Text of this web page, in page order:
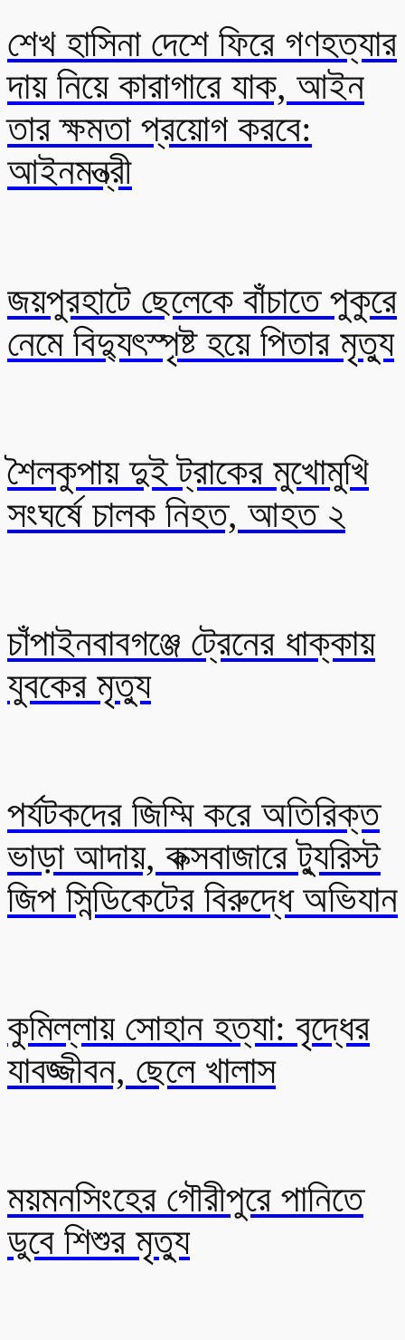
শেখ হাসিনা দেশে ফিরে গণহত্যার
দায় নিয়ে কারাগারে যাক, আইন
তার ক্ষমতা প্রয়োগ করবে:
আইনমন্ত্রী
জয়পুরহাটে ছেলেকে বাঁচাতে পুকুরে
নেমে বিদ্যুৎস্পৃষ্ট হয়ে পিতার মৃত্যু
শৈলকুপায় দুই ট্রাকের মুখোমুখি
সংঘর্ষে চালক নিহত, আহত ২
চাঁপাইনবাবগঞ্জে ট্রেনের ধাক্কায়
যুবকের মৃত্যু
পর্যটকদের জিম্মি করে অতিরিক্ত
ভাড়া আদায়, কক্সবাজারে ট্যুরিস্ট
জিপ সিন্ডিকেটের বিরুদ্ধে অভিযান
কুমিল্লায় সোহান হত্যা: বৃদ্ধের
যাবজ্জীবন, ছেলে খালাস
ময়মনসিংহের গৌরীপুরে পানিতে
ডুবে শিশুর মৃত্যু